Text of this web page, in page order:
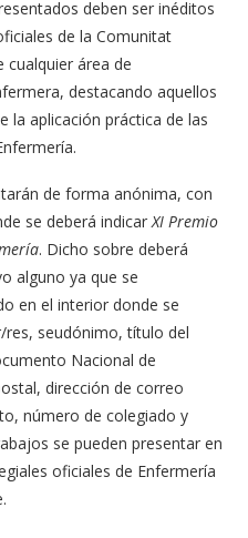
deben ser inéditos
de la Comunitat
cualquier área de
destacando aquellos
la aplicación práctica de las
de forma anónima, con
se deberá indicarXI Premio
. Dicho sobre deberá
alguno ya que se
en el interior donde se
seudónimo, título del
Nacional de
dirección de correo
número de colegiado y
se pueden presentar en
oficiales de Enfermería